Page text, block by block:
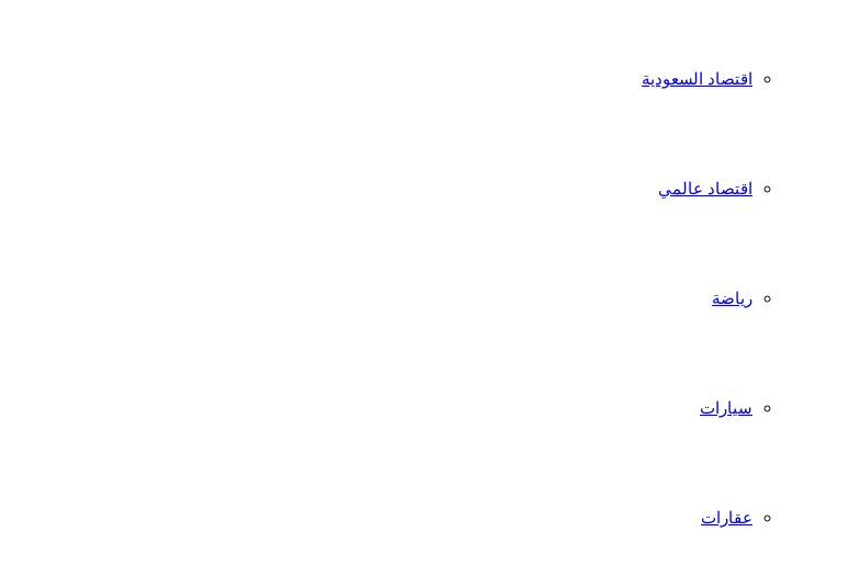
اقتصاد السعودية
اقتصاد عالمي
رياضة
سيارات
عقارات